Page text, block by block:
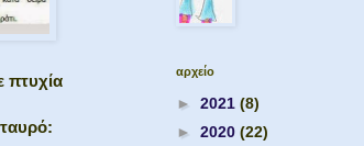
πτυχία
αρχείο
► 2021 (8)
► 2020 (22)